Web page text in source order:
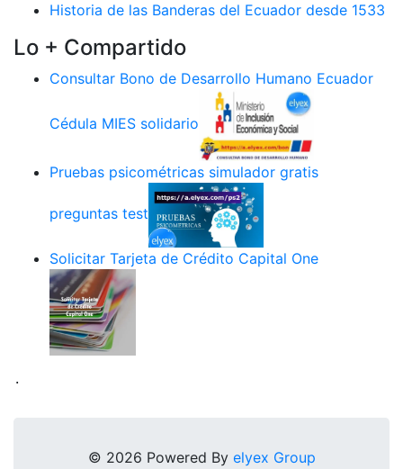
Historia de las Banderas del Ecuador desde 1533
Lo + Compartido
Consultar Bono de Desarrollo Humano Ecuador
Cédula MIES solidario
Pruebas psicométricas simulador gratis
preguntas test
Solicitar Tarjeta de Crédito Capital One
.
© 2026 Powered By elyex Group